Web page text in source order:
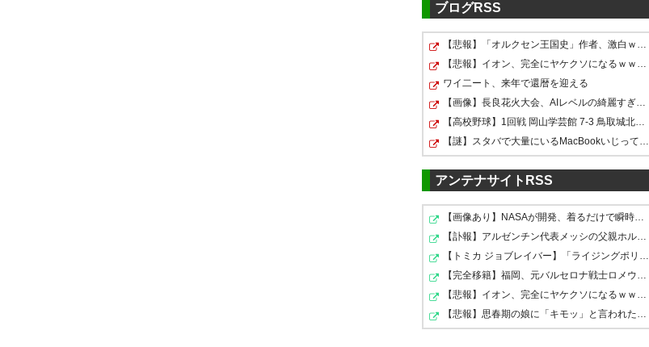
574U-名無しさん 2026/05/11(月) 00:46:29 ID:ieDEVU1Z0
>>571
いいじゃないのそれくらいの煽り
ガンバの豚チャントよりはマシ
580U-名無しさん 2026/05/11(月) 01:01:11 ID:3+Yvoz1td
>>574
まあ当事者がいいんならそれでいいけど
あんまりお互いいい気持ちはしないんじゃない
それとも俺がお花畑すぎるのか
583U-名無しさん2026/05/11(月) 01:02:27 ID:ieDEVU1Z0
>>580
程度の問題だな
577U-名無しさん 2026/05/11(月) 00:57:39 ID:eIxOstYn0
瓦斯は何故緑をそこまで嫌ってるのか
ブログRSS
【悲報】「オルクセン王国史」作者、激白ｗｗｗｗｗｗｗｗ
【悲報】イオン、完全にヤケクソになるｗｗｗｗ
ワイ二ート、来年で還暦を迎える
【画像】長良花火大会、AIレベルの綺麗すぎるプロポーズ…
【高校野球】1回戦 岡山学芸館 7-3 鳥取城北 岡山学芸…
【謎】スタバで大量にいるMacBookいじってるやつって何や…
アンテナサイトRSS
【画像あり】NASAが開発、着るだけで瞬時に「-15℃冷却」…
【訃報】アルゼンチン代表メッシの父親ホルヘさん、68歳…
【トミカ ジョブレイバー】「ライジングポリスブレイバー…
【完全移籍】福岡、元バルセロナ戦士ロメウ獲得！34歳MF…
【悲報】イオン、完全にヤケクソになるｗｗｗｗ
【悲報】思春期の娘に「キモッ」と言われたお父さん、グ…